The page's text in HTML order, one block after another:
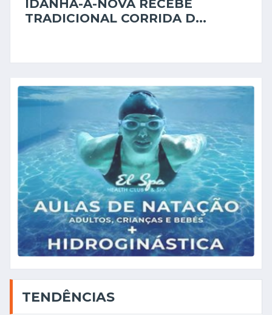
IDANHA-A-NOVA RECEBE
TRADICIONAL CORRIDA D...
TENDÊNCIAS